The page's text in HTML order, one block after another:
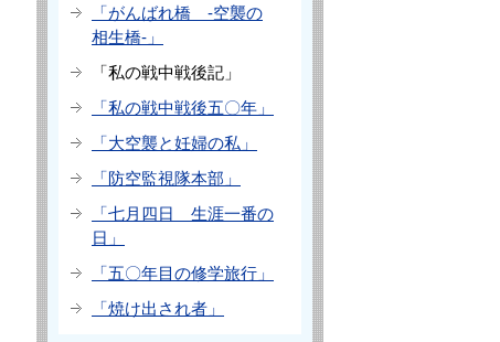
「がんばれ橋 -空襲の
相生橋-」
「私の戦中戦後記」
「私の戦中戦後五〇年」
「大空襲と妊婦の私」
「防空監視隊本部」
「七月四日 生涯一番の
日」
「五〇年目の修学旅行」
「焼け出され者」